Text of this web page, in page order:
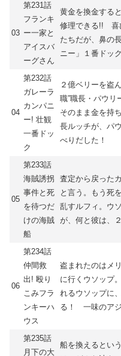
03
第231話
フランキ
ー一家と
アイスバ
ーグさん
黄金を換金する
修理できる!! 喜
たちだが、鼻の
ニー」１番ドッ
04
第232話
ガレーラ
カンパニ
ー! 壮観
一番ドッ
ク
２億ベリーを盗
職”職長・パウ
そのまま金を持
長ルッチが、パ
べりだした！
05
第233話
海賊誘拐
事件と死
を待つだ
けの海賊
船
査定から戻った
と言う。もう死
乱すルフィ。ウ
が、何と彼は、
06
第234話
仲間救
出! 殴り
こみフラ
ンキーハ
ウス
盗まれたのはメ
に行くウソップ
れるウソップに
る！ 一味のア
第235話
月下の大
船を換えるとい